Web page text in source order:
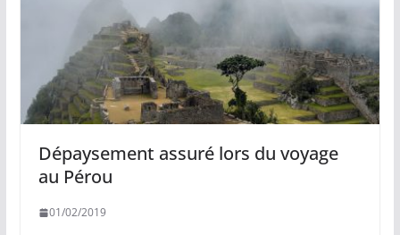
Dépaysement assuré lors du voyage
au Pérou
01/02/2019